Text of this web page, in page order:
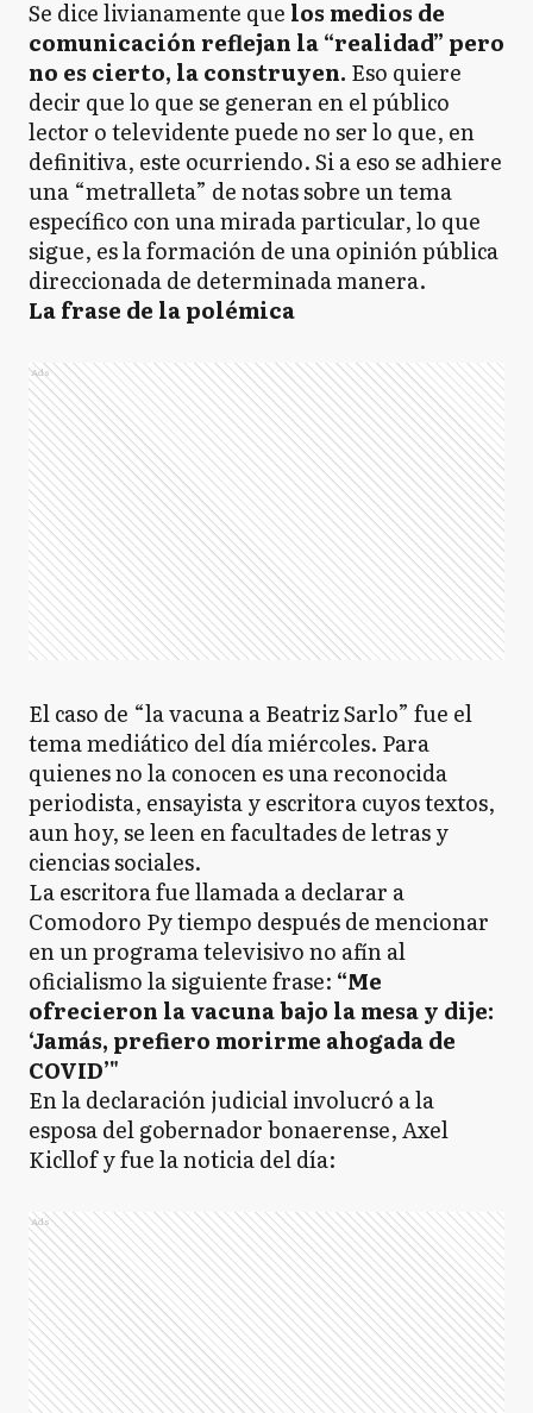
Se dice livianamente que los medios de
comunicación reflejan la “realidad” pero
no es cierto, la construyen. Eso quiere
decir que lo que se generan en el público
lector o televidente puede no ser lo que, en
definitiva, este ocurriendo. Si a eso se adhiere
una “metralleta” de notas sobre un tema
específico con una mirada particular, lo que
sigue, es la formación de una opinión pública
direccionada de determinada manera.
La frase de la polémica
Ads
El caso de “la vacuna a Beatriz Sarlo” fue el
tema mediático del día miércoles. Para
quienes no la conocen es una reconocida
periodista, ensayista y escritora cuyos textos,
aun hoy, se leen en facultades de letras y
ciencias sociales.
La escritora fue llamada a declarar a
Comodoro Py tiempo después de mencionar
en un programa televisivo no afín al
oficialismo la siguiente frase: “Me
ofrecieron la vacuna bajo la mesa y dije:
‘Jamás, prefiero morirme ahogada de
COVID’"
En la declaración judicial involucró a la
esposa del gobernador bonaerense, Axel
Kicllof y fue la noticia del día:
Ads